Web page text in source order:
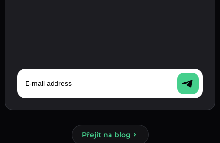
E-mail address
Přejít na blog